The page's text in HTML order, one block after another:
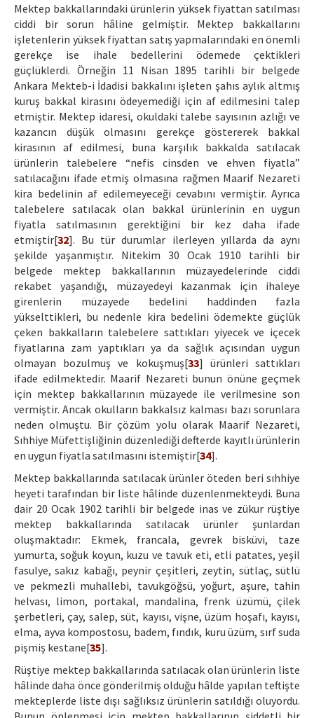
Mektep bakkallarındaki ürünlerin yüksek fiyattan satılması
ciddi bir sorun hâline gelmiştir. Mektep bakkallarını
işletenlerin yüksek fiyattan satış yapmalarındaki en önemli
gerekçe ise ihale bedellerini ödemede çektikleri
güçlüklerdi. Örneğin 11 Nisan 1895 tarihli bir belgede
Ankara Mekteb-i İdadisi bakkalını işleten şahıs aylık altmış
kuruş bakkal kirasını ödeyemediği için af edilmesini talep
etmiştir. Mektep idaresi, okuldaki talebe sayısının azlığı ve
kazancın düşük olmasını gerekçe göstererek bakkal
kirasının af edilmesi, buna karşılık bakkalda satılacak
ürünlerin talebelere “nefis cinsden ve ehven fiyatla”
satılacağını ifade etmiş olmasına rağmen Maarif Nezareti
kira bedelinin af edilemeyeceği cevabını vermiştir. Ayrıca
talebelere satılacak olan bakkal ürünlerinin en uygun
fiyatla satılmasının gerektiğini bir kez daha ifade
etmiştir[32]. Bu tür durumlar ilerleyen yıllarda da aynı
şekilde yaşanmıştır. Nitekim 30 Ocak 1910 tarihli bir
belgede mektep bakkallarının müzayedelerinde ciddi
rekabet yaşandığı, müzayedeyi kazanmak için ihaleye
girenlerin müzayede bedelini haddinden fazla
yükselttikleri, bu nedenle kira bedelini ödemekte güçlük
çeken bakkalların talebelere sattıkları yiyecek ve içecek
fiyatlarına zam yaptıkları ya da sağlık açısından uygun
olmayan bozulmuş ve kokuşmuş[33] ürünleri sattıkları
ifade edilmektedir. Maarif Nezareti bunun önüne geçmek
için mektep bakkallarının müzayede ile verilmesine son
vermiştir. Ancak okulların bakkalsız kalması bazı sorunlara
neden olmuştu. Bir çözüm yolu olarak Maarif Nezareti,
Sıhhiye Müfettişliğinin düzenlediği defterde kayıtlı ürünlerin
en uygun fiyatla satılmasını istemiştir[34].
Mektep bakkallarında satılacak ürünler öteden beri sıhhiye
heyeti tarafından bir liste hâlinde düzenlenmekteydi. Buna
dair 20 Ocak 1902 tarihli bir belgede inas ve zükur rüştiye
mektep bakkallarında satılacak ürünler şunlardan
oluşmaktadır: Ekmek, francala, gevrek bisküvi, taze
yumurta, soğuk koyun, kuzu ve tavuk eti, etli patates, yeşil
fasulye, sakız kabağı, peynir çeşitleri, zeytin, sütlaç, sütlü
ve pekmezli muhallebi, tavukgöğsü, yoğurt, aşure, tahin
helvası, limon, portakal, mandalina, frenk üzümü, çilek
şerbetleri, çay, salep, süt, kayısı, vişne, üzüm hoşafı, kayısı,
elma, ayva kompostosu, badem, fındık, kuru üzüm, sırf suda
pişmiş kestane[35].
Rüştiye mektep bakkallarında satılacak olan ürünlerin liste
hâlinde daha önce gönderilmiş olduğu hâlde yapılan teftişte
mekteplerde liste dışı sağlıksız ürünlerin satıldığı oluyordu.